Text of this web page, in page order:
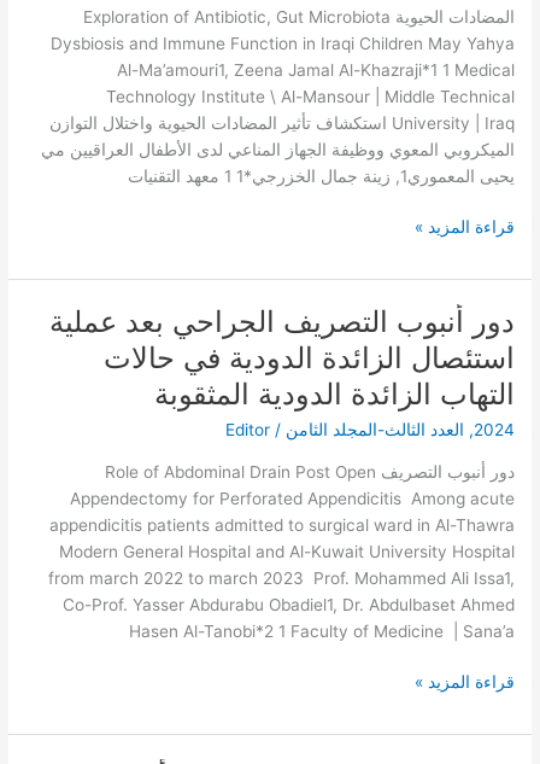
المضادات الحيوية Exploration of Antibiotic, Gut Microbiota
Dysbiosis and Immune Function in Iraqi Children May Yahya
Al-Ma’amouri1, Zeena Jamal Al-Khazraji*1 1 Medical
Technology Institute \ Al-Mansour | Middle Technical
University | Iraq استكشاف تأثير المضادات الحيوية واختلال التوازن
الميكروبي المعوي ووظيفة الجهاز المناعي لدى الأطفال العراقيين مي
يحيى المعموري1, زينة جمال الخزرجي*1 1 معهد التقنيات
المعوي
ووظيفة
الجهاز
المناعي
لدى
الأطفال
العراقيين
قراءة المزيد »
دور أنبوب التصريف الجراحي بعد عملية
استئصال الزائدة الدودية في حالات
التهاب الزائدة الدودية المثقوبة
2024
, العدد الثالث-المجلد الثامن /
Editor
دور أنبوب التصريف Role of Abdominal Drain Post Open
Appendectomy for Perforated Appendicitis Among acute
appendicitis patients admitted to surgical ward in Al-Thawra
Modern General Hospital and Al-Kuwait University Hospital
from march 2022 to march 2023 Prof. Mohammed Ali Issa1,
Co-Prof. Yasser Abdurabu Obadiel1, Dr. Abdulbaset Ahmed
Hasen Al-Tanobi*2 1 Faculty of Medicine | Sana’a
دور
أنبوب
التصريف
الجراحي
بعد
استئصال
الزائدة
الدودية
في
حالات
التهاب
الزائدة
المثقوبة
قراءة المزيد »